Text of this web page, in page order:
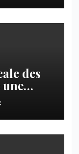
des
une